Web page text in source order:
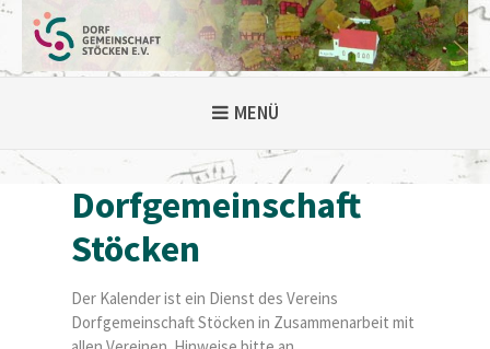
Weiter
MENÜ
Dorfgemeinschaft
Stöcken
Der Kalender ist ein Dienst des Vereins
Dorfgemeinschaft Stöcken in Zusammenarbeit mit